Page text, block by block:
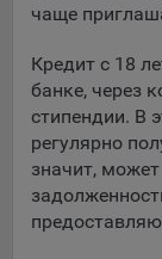
чаще
Кредит с 18
банке, через
стипендии. В
регулярно
значит,